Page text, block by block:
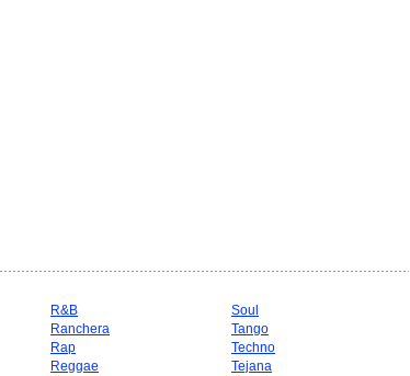
R&B
Ranchera
Rap
Reggae
Soul
Tango
Techno
Tejana